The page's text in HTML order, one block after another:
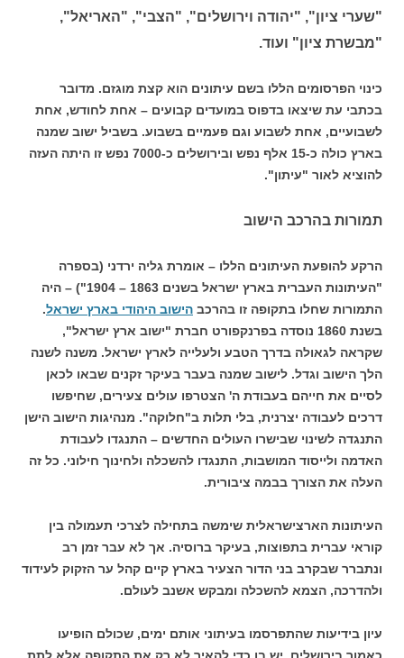
"שערי ציון", "יהודה וירושלים", "הצבי", "האריאל",
"מבשרת ציון" ועוד.
כינוי הפרסומים הללו בשם עיתונים הוא קצת מוגזם. מדובר
בכתבי עת שיצאו בדפוס במועדים קבועים – אחת לחודש, אחת
לשבועיים, אחת לשבוע וגם פעמיים בשבוע. בשביל ישוב שמנה
בארץ כולה כ-15 אלף נפש ובירושלים כ-7000 נפש זו היתה העזה
להוציא לאור "עיתון".
תמורות בהרכב הישוב
הרקע להופעת העיתונים הללו – אומרת גליה ירדני (בספרה
"העיתונות העברית בארץ ישראל בשנים 1863 – 1904") – היה
התמורות שחלו בתקופה זו בהרכב הישוב היהודי בארץ ישראל.
בשנת 1860 נוסדה בפרנקפורט חברת "ישוב ארץ ישראל",
שקראה לגאולה בדרך הטבע ולעלייה לארץ ישראל. משנה לשנה
הלך הישוב וגדל. לישוב שמנה בעבר בעיקר זקנים שבאו לכאן
לסיים את חייהם בעבודת ה' הצטרפו עולים צעירים, שחיפשו
דרכים לעבודה יצרנית, בלי תלות ב"חלוקה". מנהיגות הישוב הישן
התנגדה לשינוי שבישרו העולים החדשים – התנגדו לעבודת
האדמה ולייסוד המושבות, התנגדו להשכלה ולחינוך חילוני. כל זה
העלה את הצורך בבמה ציבורית.
העיתונות הארצישראלית שימשה בתחילה לצרכי תעמולה בין
קוראי עברית בתפוצות, בעיקר ברוסיה. אך לא עבר זמן רב
ונתברר שבקרב בני הדור הצעיר בארץ קיים קהל ער הזקוק לעידוד
ולהדרכה, הצמא להשכלה ומבקש אשנב לעולם.
עיון בידיעות שהתפרסמו בעיתוני אותם ימים, שכולם הופיעו